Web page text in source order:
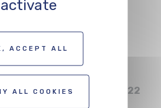
leFriday 21 January 2022
activate
ACCEPT ALL
ALL COOKIES